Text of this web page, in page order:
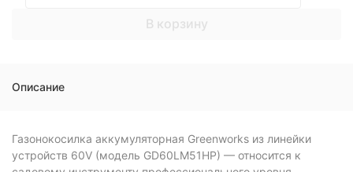
В корзину
Описание
Газонокосилка аккумуляторная Greenworks из линейки
устройств 60V (модель GD60LM51HP) — относится к